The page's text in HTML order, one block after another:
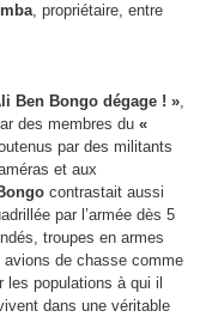
, propriétaire, entre
Ben Bongo dégage ! »,
des membres du «
par des militants
et aux
contrastait aussi
par l’armée dès 5
troupes en armes
de chasse comme
populations à qui il
dans une véritable